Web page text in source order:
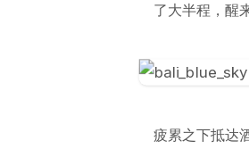
了大半程，醒
疲累之下抵达